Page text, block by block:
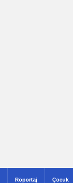
Röportaj Çocuk